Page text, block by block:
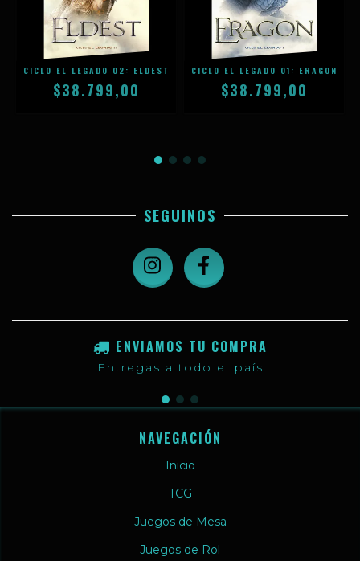
CICLO EL LEGADO 02: ELDEST
$38.799,00
CICLO EL LEGADO 01: ERAGON
$38.799,00
SEGUINOS
ENVIAMOS TU COMPRA
Entregas a todo el país
NAVEGACIÓN
Inicio
TCG
Juegos de Mesa
Juegos de Rol